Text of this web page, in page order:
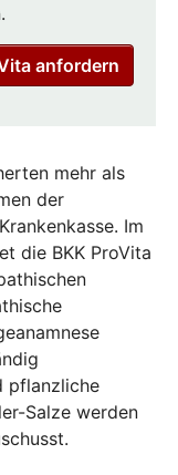
anfordern
mehr als
der
Im
die BKK ProVita
pflanzliche
Salze werden